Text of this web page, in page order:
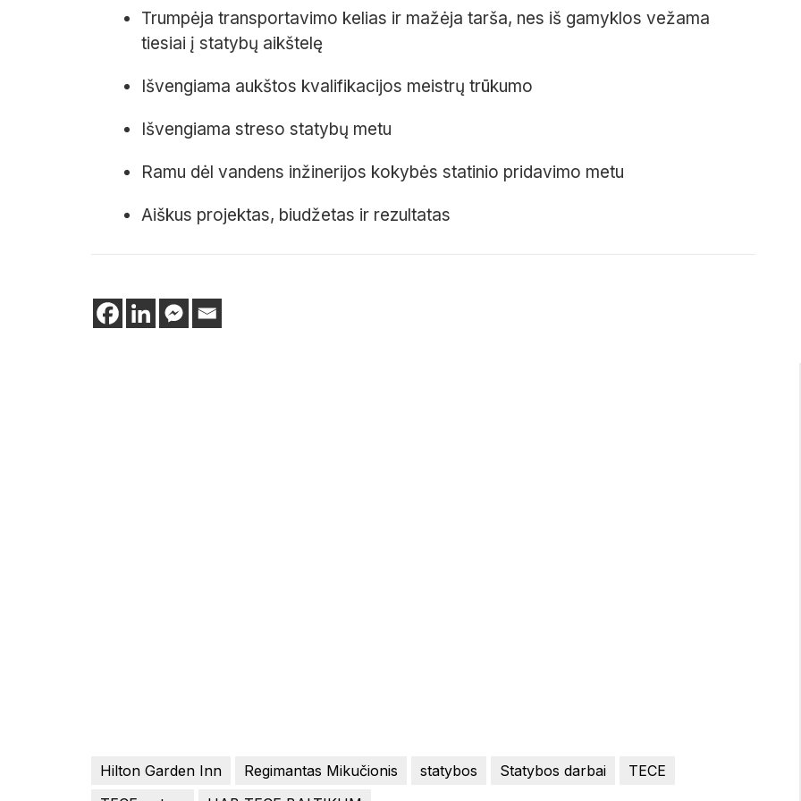
Trumpėja transportavimo kelias ir mažėja tarša, nes iš gamyklos vežama
tiesiai į statybų aikštelę
Išvengiama aukštos kvalifikacijos meistrų trūkumo
Išvengiama streso statybų metu
Ramu dėl vandens inžinerijos kokybės statinio pridavimo metu
Aiškus projektas, biudžetas ir rezultatas
Hilton Garden Inn Regimantas Mikučionis statybos Statybos darbai
TECE